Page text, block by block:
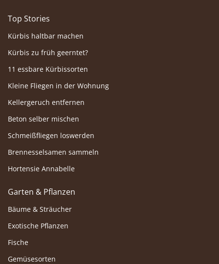
Top Stories
Kürbis haltbar machen
Kürbis zu früh geerntet?
11 essbare Kürbissorten
Kleine Fliegen in der Wohnung
Kellergeruch entfernen
Beton selber mischen
Schmeißfliegen loswerden
Brennesselsamen sammeln
Hortensie Annabelle
Garten & Pflanzen
Bäume & Sträucher
Exotische Pflanzen
Fische
Gemüsesorten